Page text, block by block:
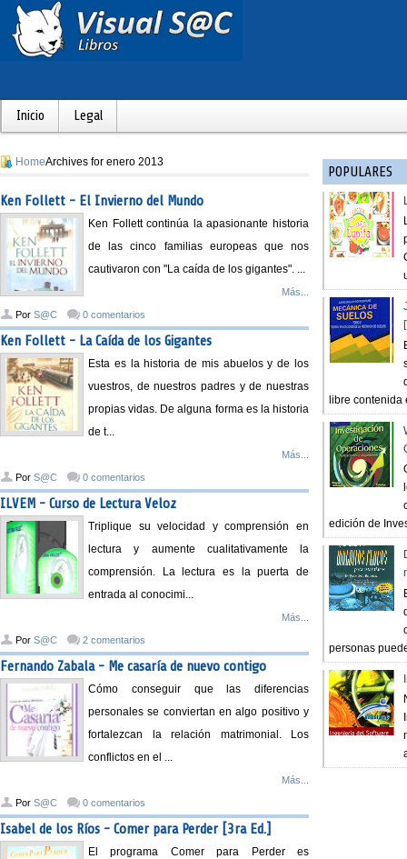
Inicio Legal
HomeArchives for enero 2013
Ken Follett - El Invierno del Mundo
Ken Follett continúa la apasionante historia
de las cinco familias europeas que nos
cautivaron con "La caída de los gigantes". ...
Más...
Por S@C 0 comentarios
Ken Follett - La Caída de los Gigantes
Esta es la historia de mis abuelos y de los
vuestros, de nuestros padres y de nuestras
propias vidas. De alguna forma es la historia
de t...
Más...
Por S@C 0 comentarios
ILVEM - Curso de Lectura Veloz
Triplique su velocidad y comprensión en
lectura y aumente cualitativamente la
comprensión. La lectura es la puerta de
entrada al conocimi...
Más...
Por S@C 2 comentarios
Fernando Zabala - Me casaría de nuevo contigo
Cómo conseguir que las diferencias
personales se conviertan en algo positivo y
fortalezcan la relación matrimonial. Los
conflictos en el ...
Más...
Por S@C 0 comentarios
Isabel de los Ríos - Comer para Perder [3ra Ed.]
El programa Comer para Perder es
POPULARES
libre contenida
edición de
personas